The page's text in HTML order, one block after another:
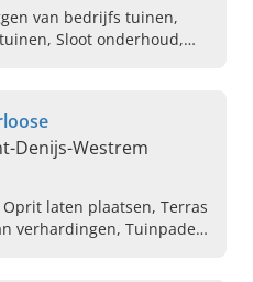
van bedrijfs tuinen,
Denijs-Westrem
laten plaatsen, Terras
verhardingen, Tuinpaden